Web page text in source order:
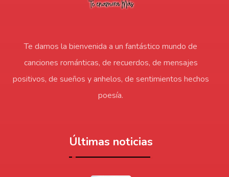
Te damos la bienvenida a un fantástico mundo de
canciones románticas, de recuerdos, de mensajes
positivos, de sueños y anhelos, de sentimientos hechos
poesía.
Últimas noticias